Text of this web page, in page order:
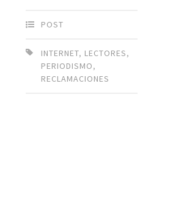
POST
INTERNET, LECTORES,
PERIODISMO,
RECLAMACIONES